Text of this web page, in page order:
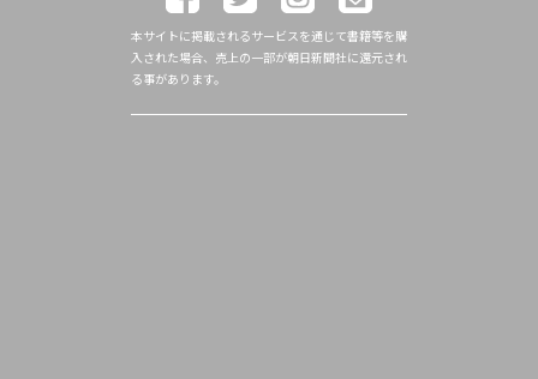
本サイトに掲載されるサービスを通じて書籍等を購
入された場合、売上の一部が朝日新聞社に還元され
る事があります。